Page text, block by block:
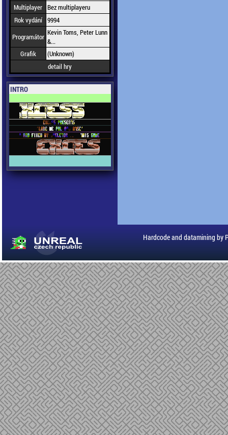
Multiplayer Bez multiplayeru
Rok vydání 9994
Programátor Kevin Toms, Peter Lunn
&...
Grafik
(Unknown)
detail hry
INTRO
Hardcode and datamining by